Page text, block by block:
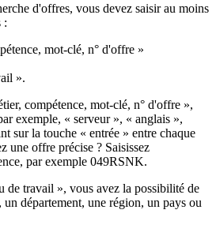
d'offres, vous devez saisir au moins
:
mot-clé, n° d'offre »
».
compétence, mot-clé, n° d'offre »,
exemple, « serveur », « anglais »,
sur la touche « entrée » entre chaque
une offre précise ? Saisissez
par exemple 049RSNK.
de travail », vous avez la possibilité de
un département, une région, un pays ou